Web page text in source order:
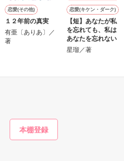
※表紙も作中使用の画像も全てフリ
※執筆期間2026.6.3〜7.20完結で
※他サイトさんにて恋愛トレンド1
で頂けると嬉しいです。
恋愛(その他)
１２年前の真実
有亜〔ありあ〕／
著
恋愛(キケン・ダーク)
【短】あなたが私
を忘れても、私は
あなたを忘れない
星瑠／著